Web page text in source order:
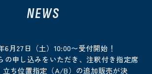
NEWS
6月27日（土）10:00〜受付開始！
の申し込みをいただき、注釈付き指定席
ち位置指定（A/B）の追加販売が決